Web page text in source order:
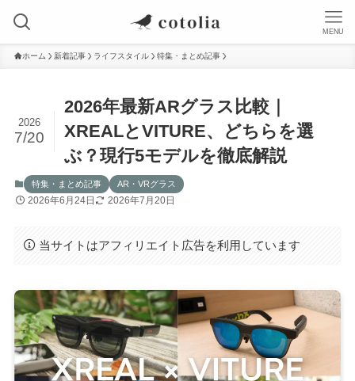
MENU
ホーム 新着記事 ライフスタイル 特集・まとめ記事
2026年最新ARグラス比較｜
XREALとVITURE、どちらを選
ぶ？現行5モデルを徹底解説
2026
7/20
特集・まとめ記事 AR・VRグラス
2026年6月24日 2026年7月20日
当サイトはアフィリエイト広告を利用しています